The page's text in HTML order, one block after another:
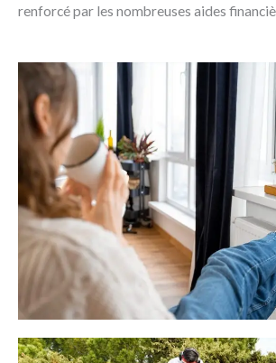
renforcé par les nombreuses aides